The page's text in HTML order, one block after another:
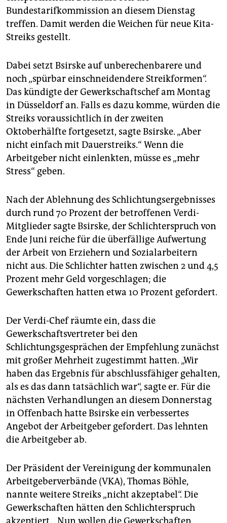
epaper login
Bundestarifkommission an diesem Dienstag
treffen. Damit werden die Weichen für neue Kita-
Streiks gestellt.
Dabei setzt Bsirske auf unberechenbarere und
noch „spürbar einschneidendere Streikformen“.
Das kündigte der Gewerkschaftschef am Montag
in Düsseldorf an. Falls es dazu komme, würden die
Streiks voraussichtlich in der zweiten
Oktoberhälfte fortgesetzt, sagte Bsirske. „Aber
nicht einfach mit Dauerstreiks.“ Wenn die
Arbeitgeber nicht einlenkten, müsse es „mehr
Stress“ geben.
Nach der Ablehnung des Schlichtungsergebnisses
durch rund 70 Prozent der betroffenen Verdi-
Mitglieder sagte Bsirske, der Schlichterspruch von
Ende Juni reiche für die überfällige Aufwertung
der Arbeit von Erziehern und Sozialarbeitern
nicht aus. Die Schlichter hatten zwischen 2 und 4,5
Prozent mehr Geld vorgeschlagen; die
Gewerkschaften hatten etwa 10 Prozent gefordert.
Der Verdi-Chef räumte ein, dass die
Gewerkschaftsvertreter bei den
Schlichtungsgesprächen der Empfehlung zunächst
mit großer Mehrheit zugestimmt hatten. „Wir
haben das Ergebnis für abschlussfähiger gehalten,
als es das dann tatsächlich war“, sagte er. Für die
nächsten Verhandlungen an diesem Donnerstag
in Offenbach hatte Bsirske ein verbessertes
Angebot der Arbeitgeber gefordert. Das lehnten
die Arbeitgeber ab.
Der Präsident der Vereinigung der kommunalen
Arbeitgeberverbände (VKA), Thomas Böhle,
nannte weitere Streiks „nicht akzeptabel“. Die
Gewerkschaften hätten den Schlichterspruch